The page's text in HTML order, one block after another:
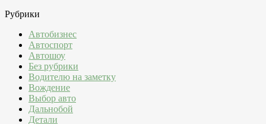
Рубрики
Автобизнес
Автоспорт
Автошоу
Без рубрики
Водителю на заметку
Вождение
Выбор авто
Дальнобой
Детали